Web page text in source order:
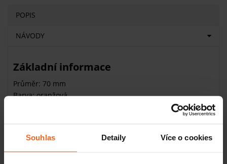
Souhlas Detaily Více o cookies
POPIS
NÁVODY
Základní informace
Průměr: 70 mm
Barva: oranžová
pomůcka vhodná pro automasáž chodidel nebo jiných
partií. Zlepšuje prokrvení a umožňuje rychlejší regeneraci